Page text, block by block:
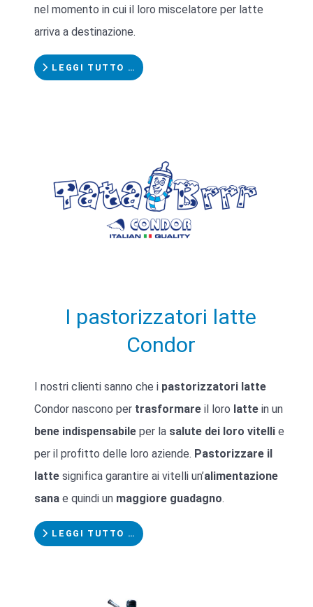
nel momento in cui il loro miscelatore per latte
arriva a destinazione.
LEGGI TUTTO …
I pastorizzatori latte
Condor
I nostri clienti sanno che i pastorizzatori latte
Condor nascono per trasformare il loro latte in un
bene indispensabile per la salute dei loro vitelli e
per il profitto delle loro aziende. Pastorizzare il
latte significa garantire ai vitelli un’alimentazione
sana e quindi un maggiore guadagno.
LEGGI TUTTO …